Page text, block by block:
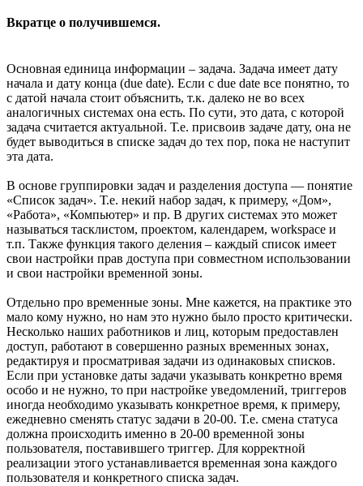
Вкратце о получившемся.
Основная единица информации – задача. Задача имеет дату
начала и дату конца (due date). Если с due date все понятно, то
с датой начала стоит объяснить, т.к. далеко не во всех
аналогичных системах она есть. По сути, это дата, с которой
задача считается актуальной. Т.е. присвоив задаче дату, она не
будет выводиться в списке задач до тех пор, пока не наступит
эта дата.
В основе группировки задач и разделения доступа — понятие
«Список задач». Т.е. некий набор задач, к примеру, «Дом»,
«Работа», «Компьютер» и пр. В других системах это может
называться тасклистом, проектом, календарем, workspace и
т.п. Также функция такого деления – каждый список имеет
свои настройки прав доступа при совместном использовании
и свои настройки временной зоны.
Отдельно про временные зоны. Мне кажется, на практике это
мало кому нужно, но нам это нужно было просто критически.
Несколько наших работников и лиц, которым предоставлен
доступ, работают в совершенно разных временных зонах,
редактируя и просматривая задачи из одинаковых списков.
Если при установке даты задачи указывать конкретно время
особо и не нужно, то при настройке уведомлений, триггеров
иногда необходимо указывать конкретное время, к примеру,
ежедневно сменять статус задачи в 20-00. Т.е. смена статуса
должна происходить именно в 20-00 временной зоны
пользователя, поставившего триггер. Для корректной
реализации этого устанавливается временная зона каждого
пользователя и конкретного списка задач.